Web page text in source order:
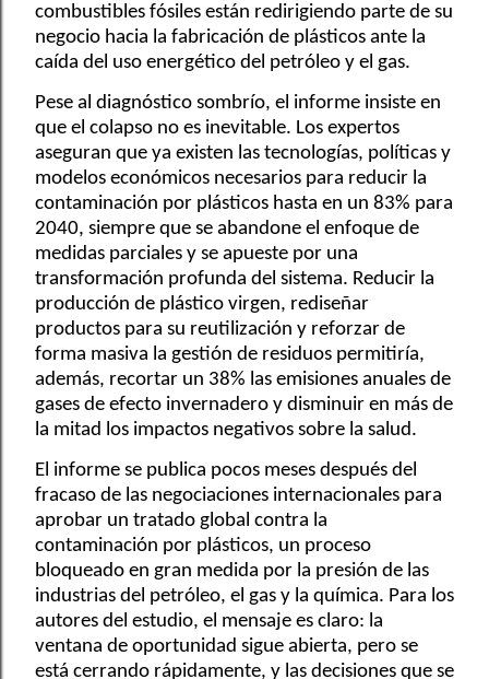
combustibles fósiles están redirigiendo parte de su
negocio hacia la fabricación de plásticos ante la
caída del uso energético del petróleo y el gas.
Pese al diagnóstico sombrío, el informe insiste en
que el colapso no es inevitable. Los expertos
aseguran que ya existen las tecnologías, políticas y
modelos económicos necesarios para reducir la
contaminación por plásticos hasta en un 83% para
2040, siempre que se abandone el enfoque de
medidas parciales y se apueste por una
transformación profunda del sistema. Reducir la
producción de plástico virgen, rediseñar
productos para su reutilización y reforzar de
forma masiva la gestión de residuos permitiría,
además, recortar un 38% las emisiones anuales de
gases de efecto invernadero y disminuir en más de
la mitad los impactos negativos sobre la salud.
El informe se publica pocos meses después del
fracaso de las negociaciones internacionales para
aprobar un tratado global contra la
contaminación por plásticos, un proceso
bloqueado en gran medida por la presión de las
industrias del petróleo, el gas y la química. Para los
autores del estudio, el mensaje es claro: la
ventana de oportunidad sigue abierta, pero se
está cerrando rápidamente, y las decisiones que se